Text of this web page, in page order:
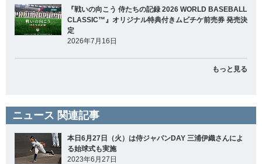
『戦いの向こう 侍たちの記録 2026 WORLD BASEBALL
CLASSIC™』オリジナル特典付きムビチケ前売券 発売決
定
2026年7月16日
もっと見る
ニュース 関連記事
本日6月27日（火）は侍ジャパンDAY 三浦伊織さんによ
る始球式も実施
2023年6月27日